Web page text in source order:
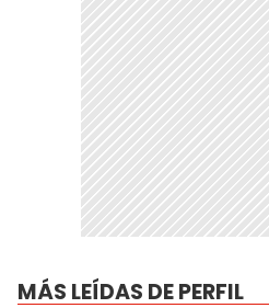
MÁS LEÍDAS DE PERFIL